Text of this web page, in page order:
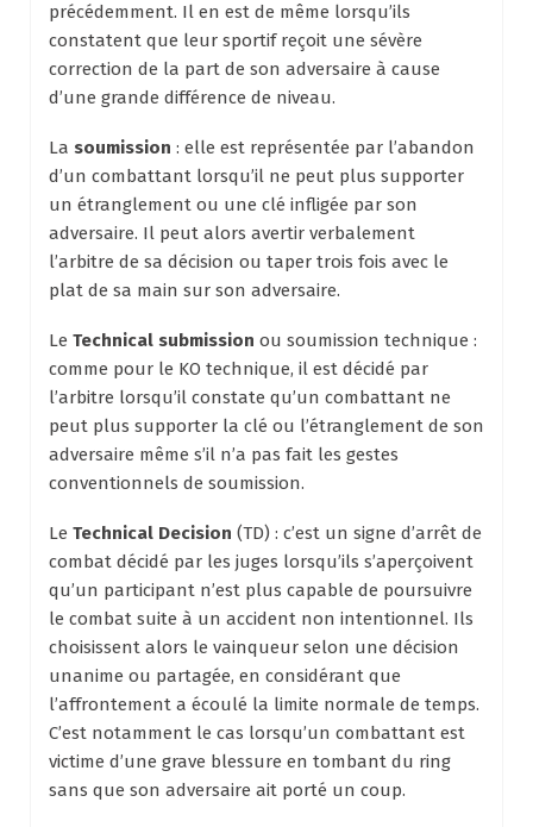
précédemment. Il en est de même lorsqu’ils
constatent que leur sportif reçoit une sévère
correction de la part de son adversaire à cause
d’une grande différence de niveau.
La soumission : elle est représentée par l’abandon
d’un combattant lorsqu’il ne peut plus supporter
un étranglement ou une clé infligée par son
adversaire. Il peut alors avertir verbalement
l’arbitre de sa décision ou taper trois fois avec le
plat de sa main sur son adversaire.
Le Technical submission ou soumission technique :
comme pour le KO technique, il est décidé par
l’arbitre lorsqu’il constate qu’un combattant ne
peut plus supporter la clé ou l’étranglement de son
adversaire même s’il n’a pas fait les gestes
conventionnels de soumission.
Le Technical Decision (TD) : c’est un signe d’arrêt de
combat décidé par les juges lorsqu’ils s’aperçoivent
qu’un participant n’est plus capable de poursuivre
le combat suite à un accident non intentionnel. Ils
choisissent alors le vainqueur selon une décision
unanime ou partagée, en considérant que
l’affrontement a écoulé la limite normale de temps.
C’est notamment le cas lorsqu’un combattant est
victime d’une grave blessure en tombant du ring
sans que son adversaire ait porté un coup.